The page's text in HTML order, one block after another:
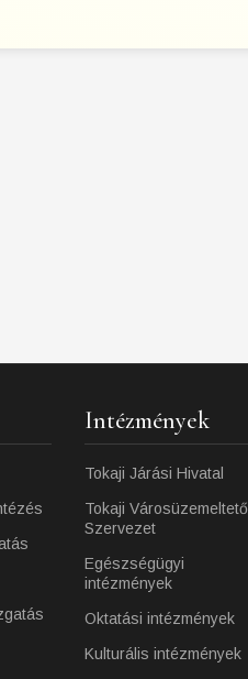
Intézmények
Tokaji Járási Hivatal
Tokaji Városüzemeltető
Szervezet
Egészségügyi
intézmények
Oktatási intézmények
Kulturális intézmények